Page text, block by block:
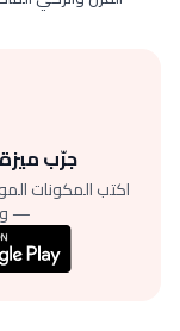
جرّب
اكتب المكونات
—